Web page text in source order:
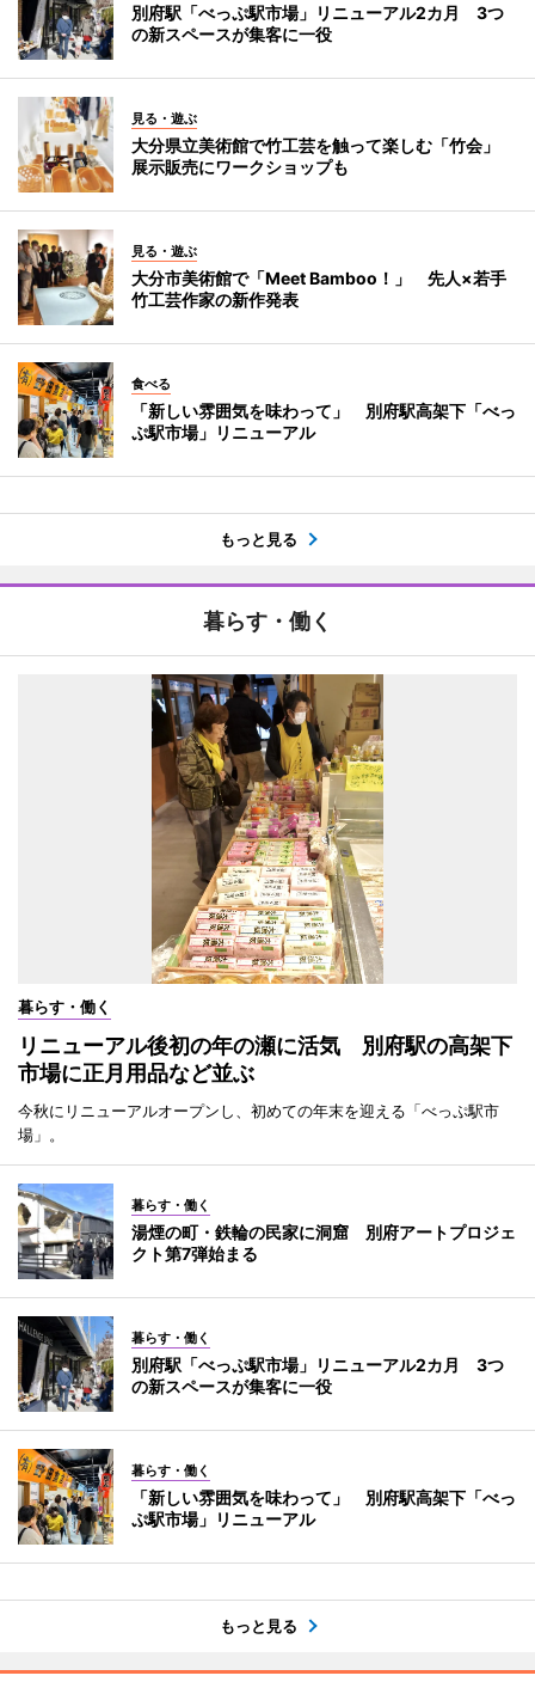
別府駅「べっぷ駅市場」リニューアル2カ月 3つ
の新スペースが集客に一役
見る・遊ぶ
大分県立美術館で竹工芸を触って楽しむ「竹会」
展示販売にワークショップも
見る・遊ぶ
大分市美術館で「Meet Bamboo！」 先人×若手
竹工芸作家の新作発表
食べる
「新しい雰囲気を味わって」 別府駅高架下「べっ
ぷ駅市場」リニューアル
もっと見る
暮らす・働く
暮らす・働く
リニューアル後初の年の瀬に活気 別府駅の高架下
市場に正月用品など並ぶ
今秋にリニューアルオープンし、初めての年末を迎える「べっぷ駅市
場」。
暮らす・働く
湯煙の町・鉄輪の民家に洞窟 別府アートプロジェ
クト第7弾始まる
暮らす・働く
別府駅「べっぷ駅市場」リニューアル2カ月 3つ
の新スペースが集客に一役
暮らす・働く
「新しい雰囲気を味わって」 別府駅高架下「べっ
ぷ駅市場」リニューアル
もっと見る